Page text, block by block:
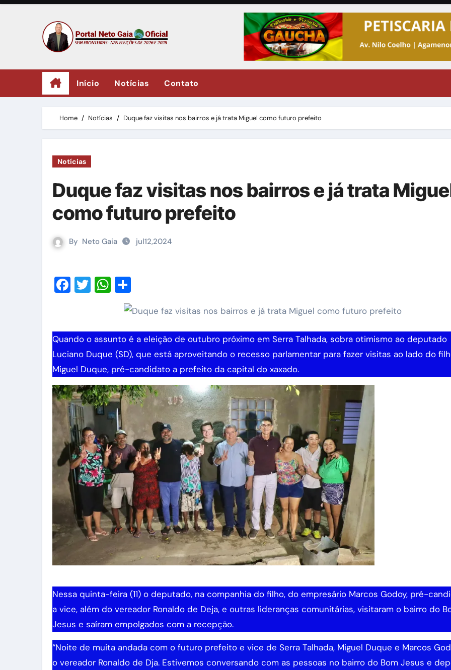
Skip
Início Notícias Contato
Home Notícias Duque faz visitas nos bairros e já trata Miguel como futuro prefeito
Notícias
Duque faz visitas nos bairros e já trata
como futuro prefeito
By Neto Gaia jul12,2024
Facebook
TwitterWhatsApp
Quando o assunto é a eleição de outubro próximo em Serra Talhada, sobra otimismo ao deputado
Luciano Duque (SD), que está aproveitando o recesso parlamentar para fazer visitas ao lado do
Miguel Duque, pré-candidato a prefeito da capital do xaxado.
Nessa quinta-feira (11) o deputado, na companhia do filho, do empresário Marcos Godoy, pré-
a vice, além do vereador Ronaldo de Deja, e outras lideranças comunitárias, visitaram o bairro do
Jesus e saíram empolgados com a recepção.
“Noite de muita andada com o futuro prefeito e vice de Serra Talhada, Miguel Duque e Marcos
o vereador Ronaldo de Dja. Estivemos conversando com as pessoas no bairro do Bom Jesus e